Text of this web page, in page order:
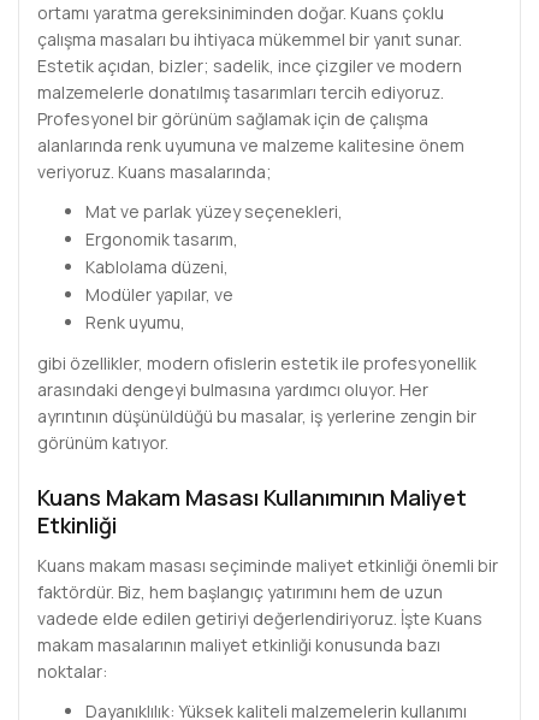
ortamı yaratma gereksiniminden doğar. Kuans çoklu
çalışma masaları bu ihtiyaca mükemmel bir yanıt sunar.
Estetik açıdan, bizler; sadelik, ince çizgiler ve modern
malzemelerle donatılmış tasarımları tercih ediyoruz.
Profesyonel bir görünüm sağlamak için de çalışma
alanlarında renk uyumuna ve malzeme kalitesine önem
veriyoruz. Kuans masalarında;
Mat ve parlak yüzey seçenekleri,
Ergonomik tasarım,
Kablolama düzeni,
Modüler yapılar, ve
Renk uyumu,
gibi özellikler, modern ofislerin estetik ile profesyonellik
arasındaki dengeyi bulmasına yardımcı oluyor. Her
ayrıntının düşünüldüğü bu masalar, iş yerlerine zengin bir
görünüm katıyor.
Kuans Makam Masası Kullanımının Maliyet
Etkinliği
Kuans makam masası seçiminde maliyet etkinliği önemli bir
faktördür. Biz, hem başlangıç yatırımını hem de uzun
vadede elde edilen getiriyi değerlendiriyoruz. İşte Kuans
makam masalarının maliyet etkinliği konusunda bazı
noktalar:
Dayanıklılık: Yüksek kaliteli malzemelerin kullanımı